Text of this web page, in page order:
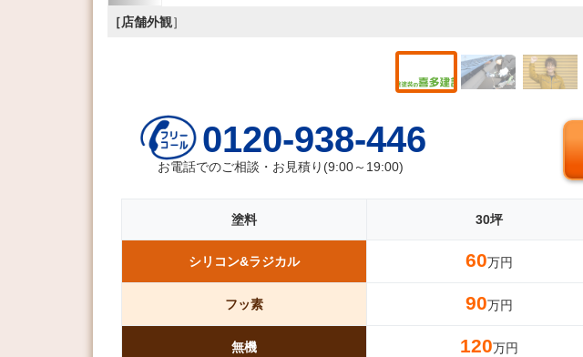
［店舗外観］
0120-938-446
お電話でのご相談・お見積り(9:00～19:00)
塗料 30坪
シリコン&ラジカル 60万円
フッ素 90万円
無機 120万円